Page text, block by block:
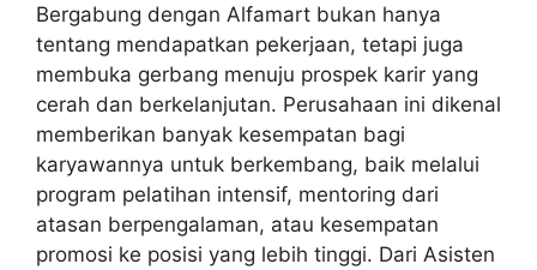
Bergabung dengan Alfamart bukan hanya
tentang mendapatkan pekerjaan, tetapi juga
membuka gerbang menuju prospek karir yang
cerah dan berkelanjutan. Perusahaan ini dikenal
memberikan banyak kesempatan bagi
karyawannya untuk berkembang, baik melalui
program pelatihan intensif, mentoring dari
atasan berpengalaman, atau kesempatan
promosi ke posisi yang lebih tinggi. Dari Asisten